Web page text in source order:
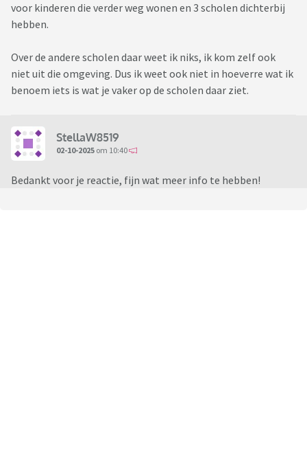
voor kinderen die verder weg wonen en 3 scholen dichterbij
hebben.
Over de andere scholen daar weet ik niks, ik kom zelf ook
niet uit die omgeving. Dus ik weet ook niet in hoeverre wat ik
benoem iets is wat je vaker op de scholen daar ziet.
StellaW8519
02-10-2025 om 10:40
Bedankt voor je reactie, fijn wat meer info te hebben!